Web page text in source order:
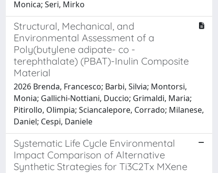
Monica; Seri, Mirko
Structural, Mechanical, and
Environmental Assessment of a
Poly(butylene adipate- co -
terephthalate) (PBAT)-Inulin Composite
Material
2026 Brenda, Francesco; Barbi, Silvia; Montorsi,
Monia; Gallichi-Nottiani, Duccio; Grimaldi, Maria;
Pitirollo, Olimpia; Sciancalepore, Corrado; Milanese,
Daniel; Cespi, Daniele
Systematic Life Cycle Environmental
Impact Comparison of Alternative
Synthetic Strategies for Ti3C2Tx MXene